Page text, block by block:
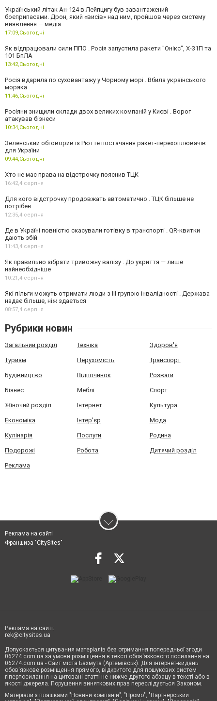
Український літак Ан-124 в Лейпцигу був завантажений
боєприпасами. Дрон, який «висів» над ним, пройшов через систему
виявлення — медіа
17:09,Сьогодні
Як відпрацювали сили ППО . Росія запустила ракети "Онікс", Х-31П та
101 БпЛА
13:42,Сьогодні
Росія вдарила по суховантажу у Чорному морі . Вбила українського
моряка
11:46,Сьогодні
Росіяни знищили склади двох великих компаній у Києві . Ворог
атакував бізнеси
10:34,Сьогодні
Зеленський обговорив із Рютте постачання ракет-перехоплювачів
для України
09:44,Сьогодні
Хто не має права на відстрочку пояснив ТЦК
16:42,4 серпня
Для кого відстрочку продовжать автоматично . ТЦК більше не
потрібен
12:35,4 серпня
Де в Україні повністю скасували готівку в транспорті . QR-квитки
дають збій
11:43,4 серпня
Як правильно зібрати тривожну валізу . До укриття — лише
найнеобхідніше
10:21,4 серпня
Які пільги можуть отримати люди з III групою інвалідності . Держава
надає більше, ніж здається
08:57,4 серпня
Рубрики новин
Загальний розділ Техніка Здоров'я
Туризм Нерухомість Транспорт
Будівництво Відпочинок Розваги
Бізнес Меблі Спорт
Жіночий розділ Інтернет Культура
Економіка Інтер'єр Мода
Кулінарія Послуги Родина
Подорожі Робота Дитячий розділ
Реклама
Реклама на сайті
Франшиза "CitySites"
Реклама на сайті:
rek@citysites.ua
Допускається цитування матеріалів без отримання попередньої згоди
06274.com.ua за умови розміщення в тексті обов'язкового посилання на
06274.com.ua - Сайт міста Бахмута (Артемівськ). Для інтернет-видань
обов'язкове розміщення прямого, відкритого для пошукових систем
гіперпосилання на цитовані статті не нижче другого абзацу в тексті або в
якості джерела. Порушення виняткових прав переслідується Законом.
Матеріали з плашками "Новини компаній", "Промо", "Партнерський